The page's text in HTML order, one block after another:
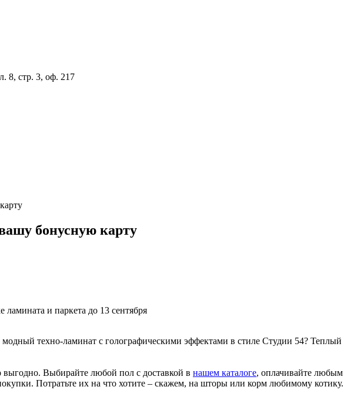
8, стр. 3, оф. 217
бонусную карту
и паркета до 13 сентября
техно-ламинат с голографическими эффектами в стиле Студии 54?
Выбирайте любой пол с доставкой в нашем каталоге, оплачивайте
Потратьте их на что хотите – скажем, на шторы или корм любимому котику.